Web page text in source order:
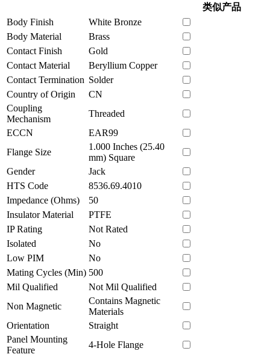
类似产品
Body Finish
White Bronze
Body Material
Brass
Contact Finish
Gold
Contact Material
Beryllium Copper
Contact Termination Solder
Country of Origin
CN
Coupling
Mechanism
Threaded
ECCN
EAR99
Flange Size
1.000 Inches (25.40
mm) Square
Gender
Jack
HTS Code
8536.69.4010
Impedance (Ohms)
50
Insulator Material
PTFE
IP Rating
Not Rated
Isolated
No
Low PIM
No
Mating Cycles (Min) 500
Mil Qualified
Not Mil Qualified
Non Magnetic
Contains Magnetic
Materials
Orientation
Straight
Panel Mounting
Feature
4-Hole Flange